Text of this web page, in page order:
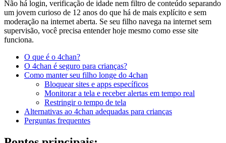
Não há login, verificação de idade nem filtro de conteúdo separando
um jovem curioso de 12 anos do que há de mais explícito e sem
moderação na internet aberta. Se seu filho navega na internet sem
supervisão, você precisa entender hoje mesmo como esse site
funciona.
O que é o 4chan?
O 4chan é seguro para crianças?
Como manter seu filho longe do 4chan
Bloquear sites e apps específicos
Monitorar a tela e receber alertas em tempo real
Restringir o tempo de tela
Alternativas ao 4chan adequadas para crianças
Perguntas frequentes